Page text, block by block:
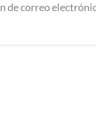
de correo